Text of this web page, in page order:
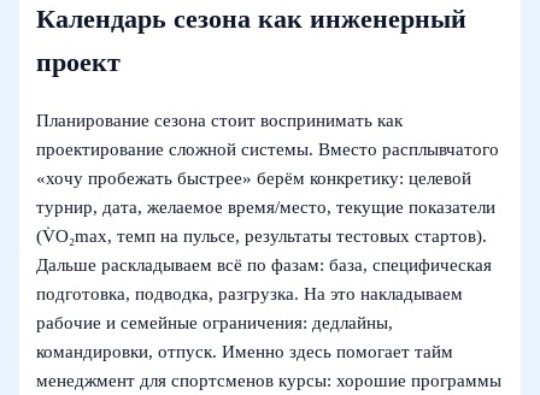
Календарь сезона как инженерный
проект
Планирование сезона стоит воспринимать как
проектирование сложной системы. Вместо расплывчатого
«хочу пробежать быстрее» берём конкретику: целевой
турнир, дата, желаемое время/место, текущие показатели
(V̇O₂max, темп на пульсе, результаты тестовых стартов).
Дальше раскладываем всё по фазам: база, специфическая
подготовка, подводка, разгрузка. На это накладываем
рабочие и семейные ограничения: дедлайны,
командировки, отпуск. Именно здесь помогает тайм
менеджмент для спортсменов курсы: хорошие программы